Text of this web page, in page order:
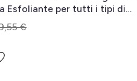
Esfoliante per tutti i tipi di
€
al carrello